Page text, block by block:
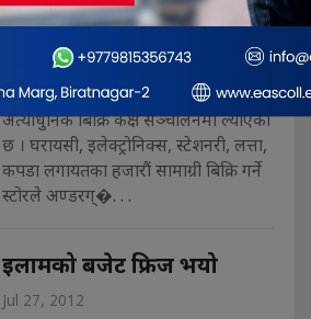
इटहरी, १२ साउन । ताजा तरकारी सस्तो
मुल्यमा उपभोक्ताहरुमाझ पुर्याउने उद्देश्यले
सुनसरीको इटहरीस्थित गोर्खा डिपार्टमेन्ट
स्टोरले आजबाट तरकारी तथा फलफूलको
अत्याधुनिक बिक्रि कक्ष सञ्चालनमा ल्याएको
छ । घरायसी, इलेक्ट्रोनिक्स, स्टेशनरी, लत्ता,
कपडा लगायतका हजारौं सामाग्री बिक्रि गर्ने
स्टोरले अण्डरग्�. . .
इलामको बजेट फ्रिज भयो
Jul 27, 2012